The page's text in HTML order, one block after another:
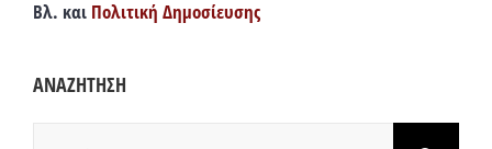
Βλ. και Πολιτική Δημοσίευσης
ΑΝΑΖΗΤΗΣΗ